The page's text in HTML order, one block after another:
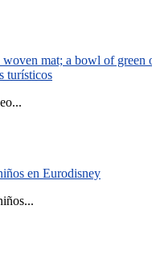
turísticos
en Eurodisney